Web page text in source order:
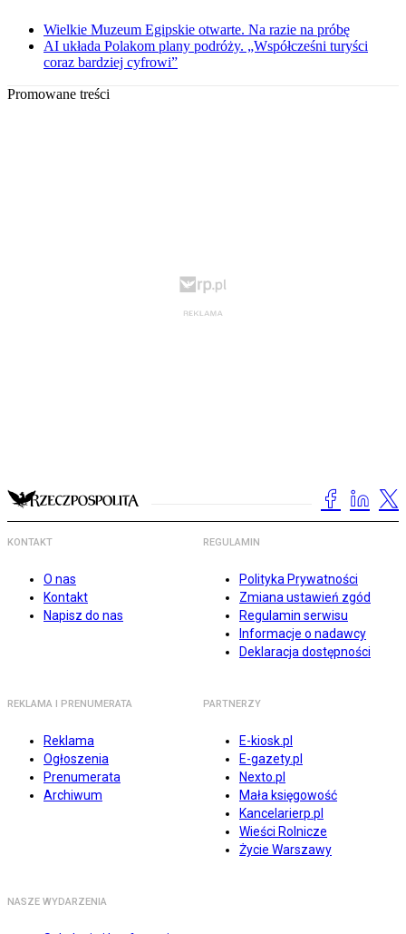
Wielkie Muzeum Egipskie otwarte. Na razie na próbę
AI układa Polakom plany podróży. „Współcześni turyści
coraz bardziej cyfrowi”
Promowane treści
KONTAKT
O nas
Kontakt
Napisz do nas
REGULAMIN
Polityka Prywatności
Zmiana ustawień zgód
Regulamin serwisu
Informacje o nadawcy
Deklaracja dostępności
REKLAMA I PRENUMERATA
Reklama
Ogłoszenia
Prenumerata
Archiwum
PARTNERZY
E-kiosk.pl
E-gazety.pl
Nexto.pl
Mała księgowość
Kancelarierp.pl
Wieści Rolnicze
Życie Warszawy
NASZE WYDARZENIA